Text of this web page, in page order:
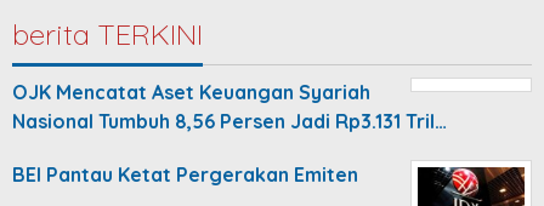
berita TERKINI
OJK Mencatat Aset Keuangan Syariah
Nasional Tumbuh 8,56 Persen Jadi Rp3.131 Tril…
BEI Pantau Ketat Pergerakan Emiten